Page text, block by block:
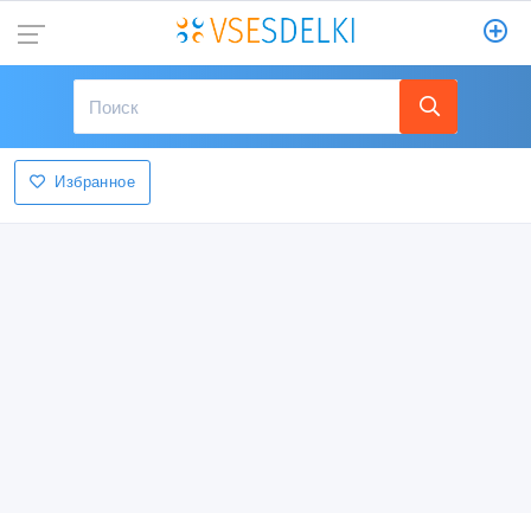
Избранное